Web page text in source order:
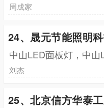
周成家
24、晟元节能照明
中山LED面板灯，中
刘杰
25、北京信方华泰